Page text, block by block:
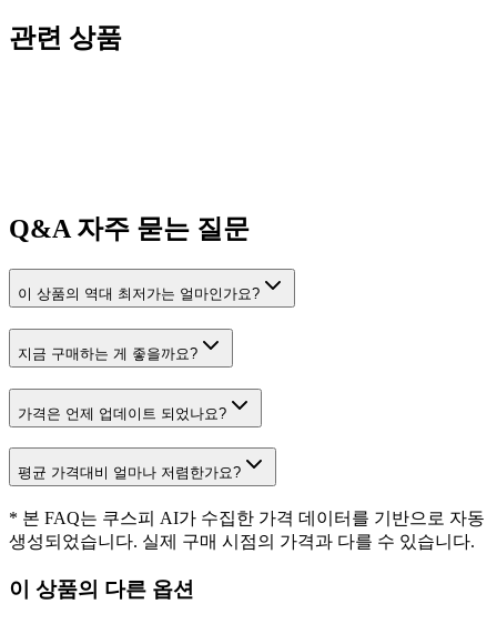
관련 상품
Q&A자주 묻는 질문
이 상품의 역대 최저가는 얼마인가요?
지금 구매하는 게 좋을까요?
가격은 언제 업데이트 되었나요?
평균 가격대비 얼마나 저렴한가요?
* 본 FAQ는 쿠스피 AI가 수집한 가격 데이터를 기반으로 자동
생성되었습니다. 실제 구매 시점의 가격과 다를 수 있습니다.
이 상품의 다른 옵션